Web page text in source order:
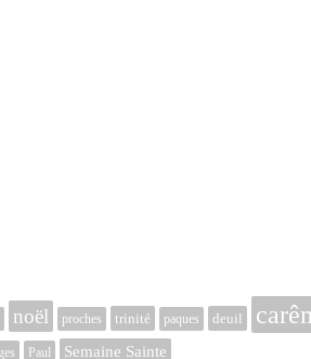
noël proches trinité paques deuil
Paul Semaine Sainte